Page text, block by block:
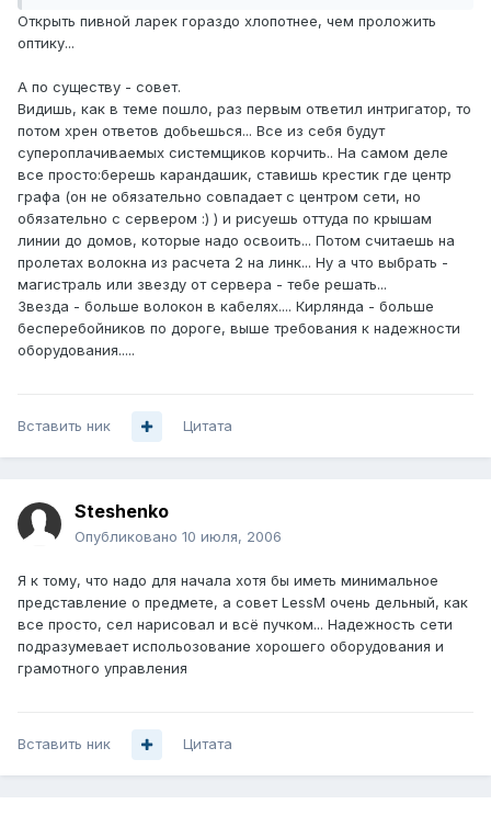
Открыть пивной ларек гораздо хлопотнее, чем проложить
оптику...
А по существу - совет.
Видишь, как в теме пошло, раз первым ответил интригатор, то
потом хрен ответов добьешься... Все из себя будут
супероплачиваемых системщиков корчить.. На самом деле
все просто:берешь карандашик, ставишь крестик где центр
графа (он не обязательно совпадает с центром сети, но
обязательно с сервером :) ) и рисуешь оттуда по крышам
линии до домов, которые надо освоить... Потом считаешь на
пролетах волокна из расчета 2 на линк... Ну а что выбрать -
магистраль или звезду от сервера - тебе решать...
Звезда - больше волокон в кабелях.... Кирлянда - больше
бесперебойников по дороге, выше требования к надежности
оборудования.....
Вставить ник Цитата
Steshenko
Опубликовано 10 июля, 2006
Я к тому, что надо для начала хотя бы иметь минимальное
представление о предмете, а совет LessM очень дельный, как
все просто, сел нарисовал и всё пучком... Надежность сети
подразумевает испольозование хорошего оборудования и
грамотного управления
Вставить ник Цитата